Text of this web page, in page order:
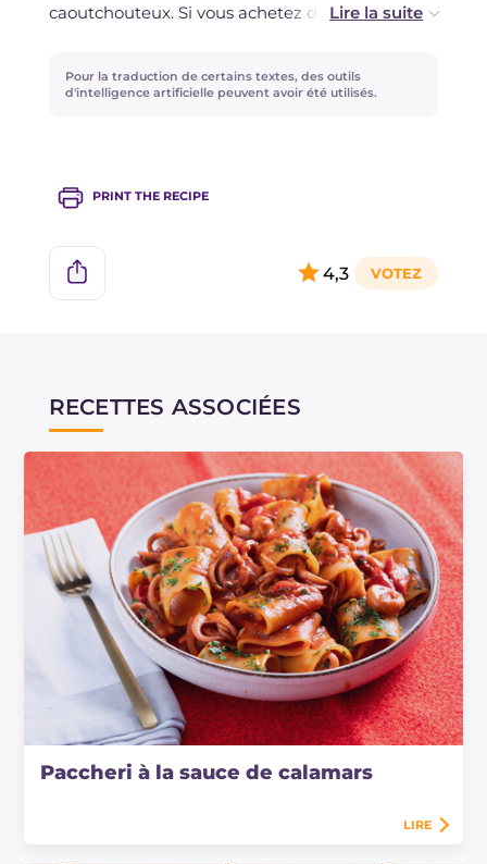
caoutchouteux. Si vous achetez des calamars
tentacules dans la casserole.
Pour la traduction de certains textes, des outils
d'intelligence artificielle peuvent avoir été utilisés.
PRINT THE RECIPE
4,3
RECETTES ASSOCIÉES
Paccheri à la sauce de calamars
LIRE